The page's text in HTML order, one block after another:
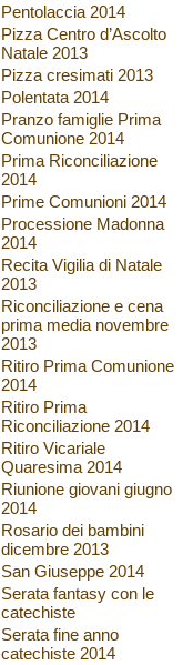
Pentolaccia 2014
Pizza Centro d’Ascolto
Natale 2013
Pizza cresimati 2013
Polentata 2014
Pranzo famiglie Prima
Comunione 2014
Prima Riconciliazione
2014
Prime Comunioni 2014
Processione Madonna
2014
Recita Vigilia di Natale
2013
Riconciliazione e cena
prima media novembre
2013
Ritiro Prima Comunione
2014
Ritiro Prima
Riconciliazione 2014
Ritiro Vicariale
Quaresima 2014
Riunione giovani giugno
2014
Rosario dei bambini
dicembre 2013
San Giuseppe 2014
Serata fantasy con le
catechiste
Serata fine anno
catechiste 2014